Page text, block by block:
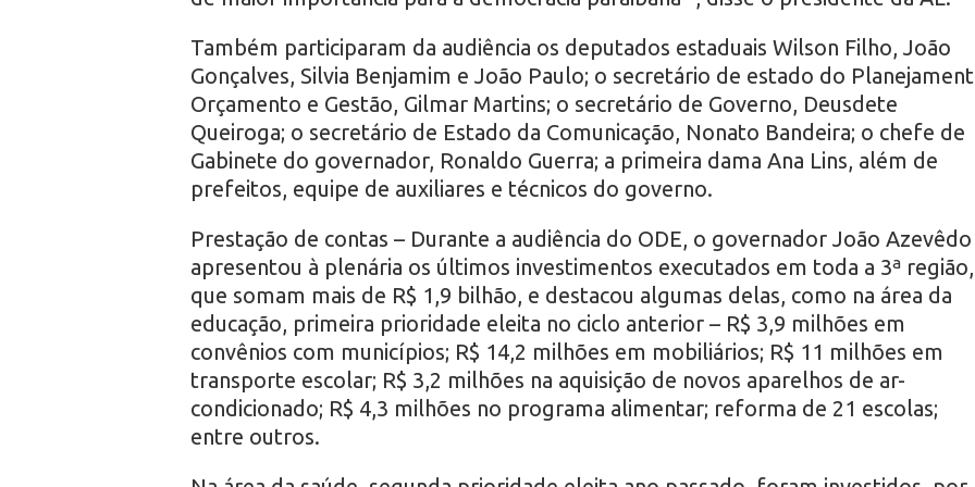
Também participaram da audiência os deputados estaduais Wilson Filho, João
Gonçalves, Silvia Benjamim e João Paulo; o secretário de estado do
Orçamento e Gestão, Gilmar Martins; o secretário de Governo, Deusdete
Queiroga; o secretário de Estado da Comunicação, Nonato Bandeira; o chefe de
Gabinete do governador, Ronaldo Guerra; a primeira dama Ana Lins, além de
prefeitos, equipe de auxiliares e técnicos do governo.
Prestação de contas – Durante a audiência do ODE, o governador João Azevêdo
apresentou à plenária os últimos investimentos executados em toda a 3ª região,
que somam mais de R$ 1,9 bilhão, e destacou algumas delas, como na área da
educação, primeira prioridade eleita no ciclo anterior – R$ 3,9 milhões em
convênios com municípios; R$ 14,2 milhões em mobiliários; R$ 11 milhões em
transporte escolar; R$ 3,2 milhões na aquisição de novos aparelhos de ar-
condicionado; R$ 4,3 milhões no programa alimentar; reforma de 21 escolas;
entre outros.